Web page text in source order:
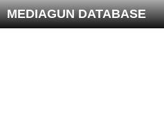
MEDIAGUN DATABASE